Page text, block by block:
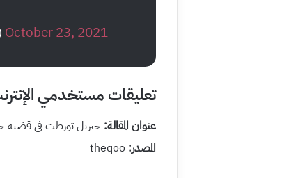
— carm (@flrtyvs)
October 23, 2021
تعليقات مستخدمي
عنوان المقالة: جيزيل تورطت في قضية
المصدر: